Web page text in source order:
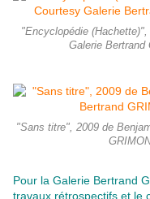
"Encyclopédie
Galerie
"Sans titre", 2009 de
Pour la Galerie Bertrand
travaux rétrospectifs et le